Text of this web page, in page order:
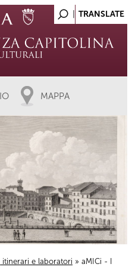
MAPPA
itinerari e laboratori » aMICi - I